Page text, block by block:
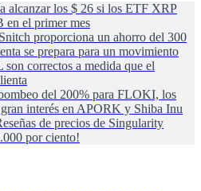
alcanzar los $ 26 si los ETF XRP
en el primer mes
proporciona un ahorro del 300
se prepara para un movimiento
correctos a medida que el
del 200% para FLOKI, los
interés en APORK y Shiba Inu
de precios de Singularity
por ciento!